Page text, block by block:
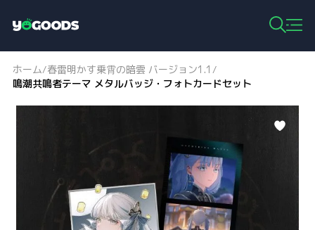
o
g
o
o
ホーム/春雷明かす乗霄の暗雲 バージョン1.1 /
鳴潮共鳴者テーマ メタルバッジ・フォトカードセット